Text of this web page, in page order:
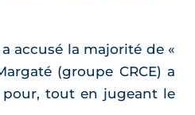
accusé la majorité de «
(groupe CRCE) a
pour, tout en jugeant le